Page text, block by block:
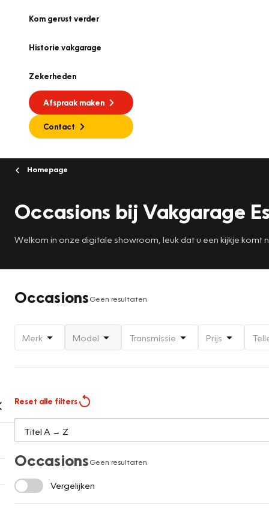
Kom gerust verder
Historie vakgarage
Zekerheden
Afspraak maken
Contact
Homepage
Occasions bij Vakgarage
Welkom in onze digitale showroom, leuk dat u een kijkje komt
OccasionsGeen resultaten
Merk Model Transmissie Prijs
Reset alle filters
OccasionsGeen resultaten
Vergelijken